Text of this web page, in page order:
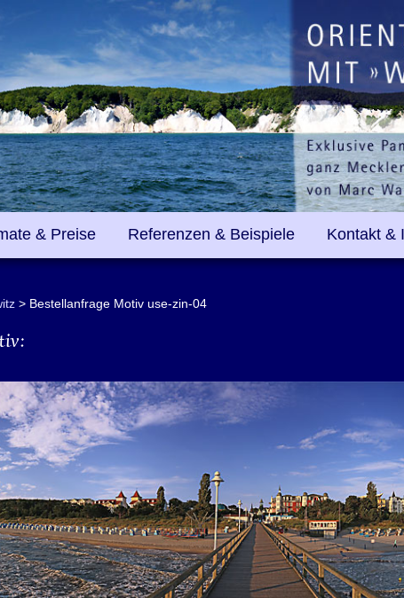
& Preise Referenzen & Beispiele Kontakt &
Bestellanfrage Motiv use-zin-04